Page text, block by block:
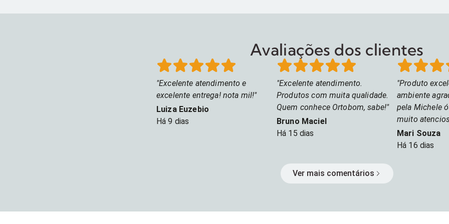
21x. É a hora perfeita
loja e aproveite!
acomodação ao corpo,
noites de sono mais
relaxantes e
confortáveis. Ideal para
quem busca
sofisticação, bem
descanso ainda mais agradável. Venha
do
Avaliações dos clientes
Excelente atendimento e
excelente entrega! nota mil!
Luiza Euzebio
Há 9 dias
Excelente atendimento.
Produtos com muita qualidade.
Quem conhece Ortobom, sabe!
Bruno Maciel
Há 15 dias
Produto
ambiente
pela Michele
muito
Mari Souza
Há 16 dias
Ver mais comentários